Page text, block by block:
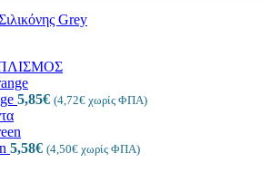
5,85€ (4,72€ χωρίς ΦΠΑ)
5,58€ (4,50€ χωρίς ΦΠΑ)